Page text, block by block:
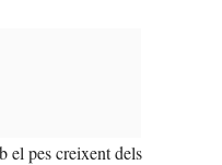
el pes creixent dels